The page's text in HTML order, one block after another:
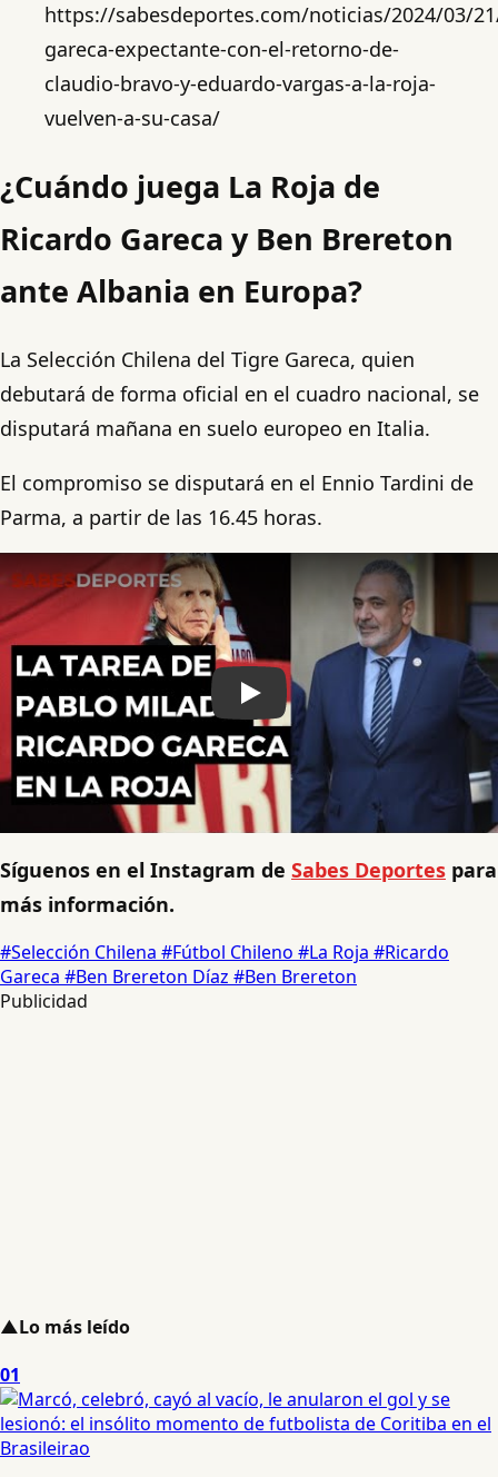
https://sabesdeportes.com/noticias/2024/03/
gareca-expectante-con-el-retorno-de-
claudio-bravo-y-eduardo-vargas-a-la-roja-
vuelven-a-su-casa/
¿Cuándo juega La Roja de
Ricardo Gareca y Ben Brereton
ante Albania en Europa?
La Selección Chilena del Tigre Gareca, quien
debutará de forma oficial en el cuadro nacional, se
disputará mañana en suelo europeo en Italia.
El compromiso se disputará en el Ennio Tardini de
Parma, a partir de las 16.45 horas.
Play
Síguenos en el Instagram de Sabes Deportes para
más información.
#Selección Chilena #Fútbol Chileno #La Roja #Ricardo
Gareca #Ben Brereton Díaz #Ben Brereton
Publicidad
▲Lo más leído
01